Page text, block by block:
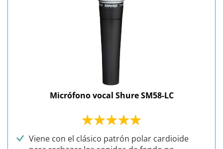
Micrófono vocal Shure SM58-LC
Viene con el clásico patrón polar cardioide